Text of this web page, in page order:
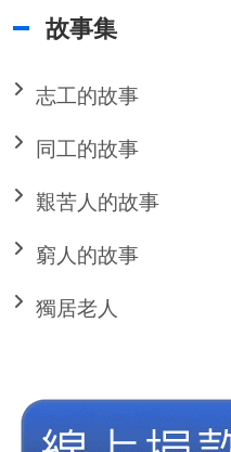
故事集
志工的故事
同工的故事
艱苦人的故事
窮人的故事
獨居老人